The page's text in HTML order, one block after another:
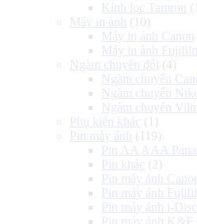
Kính lọc Tamron
Máy in ảnh
(10)
Máy in ảnh Canon
Máy in ảnh
Ngàm chuyển đổi (4)
Ngàm chuyển
Ngàm chuyển
Ngàm chuyển
Phụ kiện khác (1)
Pin máy ảnh
(119)
Pin AA AAA
Pin khác (2)
Pin máy ảnh Canon
Pin máy ảnh
Pin máy ảnh i-
Pin máy ảnh K&F